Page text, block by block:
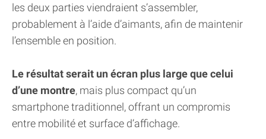
les deux parties viendraient s’assembler,
probablement à l’aide d’aimants, afin de maintenir
l’ensemble en position.
Le résultat serait un écran plus large que celui
d’une montre, mais plus compact qu’un
smartphone traditionnel, offrant un compromis
entre mobilité et surface d’affichage.